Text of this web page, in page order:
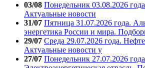
03/08 Понедельник 03.08.2026
Актуальные новости
31/07 Пятница 31.07.2026 года.
энергетика России и мира.
29/07 Среда 29.07.2026 года.
Актуальные новости у
27/07 Понедельник 27.07.2026